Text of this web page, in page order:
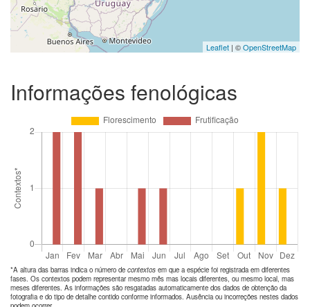
Leaflet | ©OpenStreetMap
Informações fenológicas
*A altura das barras indica o número de contextos em que a espécie foi registrada em diferentes
fases. Os contextos podem representar mesmo mês mas locais diferentes, ou mesmo local, mas
meses diferentes. As informações são resgatadas automaticamente dos dados de obtenção da
fotografia e do tipo de detalhe contido conforme informados. Ausência ou incorreções nestes dados